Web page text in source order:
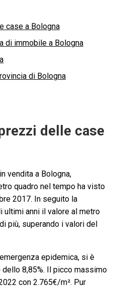
case a Bologna
di immobile a Bologna
di Bologna
delle case
vendita a Bologna,
quadro nel tempo ha visto
2017. In seguito la
ultimi anni il valore al metro
più, superando i valori del
epidemica, si è
8,85%. Il picco massimo
con 2.765€/m². Pur